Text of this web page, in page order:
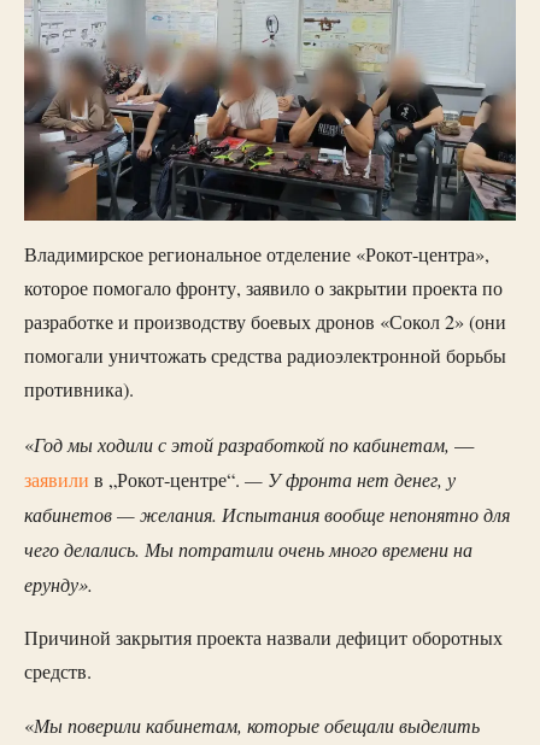
Владимирское региональное отделение «Рокот-центра»,
которое помогало фронту, заявило о закрытии проекта по
разработке и производству боевых дронов «Сокол 2» (они
помогали уничтожать средства радиоэлектронной борьбы
противника).
«Год мы ходили с этой разработкой по кабинетам, —
заявили в „Рокот-центре“. — У фронта нет денег, у
кабинетов — желания. Испытания вообще непонятно для
чего делались. Мы потратили очень много времени на
ерунду».
Причиной закрытия проекта назвали дефицит оборотных
средств.
«Мы поверили кабинетам, которые обещали выделить